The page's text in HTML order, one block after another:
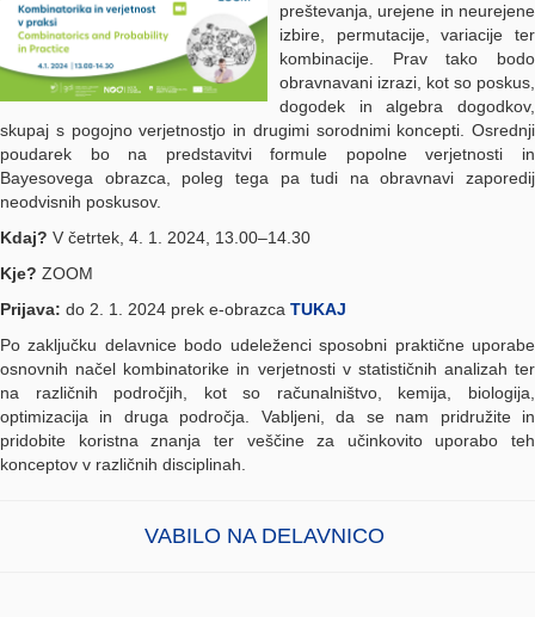
preštevanja, urejene in neurejene
izbire, permutacije, variacije ter
kombinacije. Prav tako bodo
obravnavani izrazi, kot so poskus,
dogodek in algebra dogodkov,
skupaj s pogojno verjetnostjo in drugimi sorodnimi koncepti. Osrednji
poudarek bo na predstavitvi formule popolne verjetnosti in
Bayesovega obrazca, poleg tega pa tudi na obravnavi zaporedij
neodvisnih poskusov.
Kdaj? V četrtek, 4. 1. 2024, 13.00–14.30
Kje? ZOOM
Prijava: do 2. 1. 2024 prek e-obrazca TUKAJ
Po zaključku delavnice bodo udeleženci sposobni praktične uporabe
osnovnih načel kombinatorike in verjetnosti v statističnih analizah ter
na različnih področjih, kot so računalništvo, kemija, biologija,
optimizacija in druga področja. Vabljeni, da se nam pridružite in
pridobite koristna znanja ter veščine za učinkovito uporabo teh
konceptov v različnih disciplinah.
VABILO NA DELAVNICO